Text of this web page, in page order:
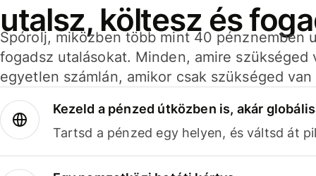
utalsz, költesz és
Spórolj, miközben több mint 40 pénznemben
fogadsz utalásokat. Minden, amire szükséged
egyetlen számlán, amikor csak szükséged van
Kezeld a pénzed útközben is, akár
Tartsd a pénzed egy helyen, és váltsd át